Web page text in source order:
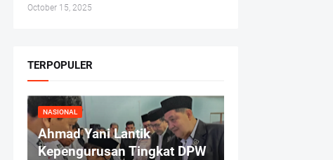
October 15, 2025
TERPOPULER
NASIONAL
Ahmad Yani Lantik
Kepengurusan Tingkat DPW